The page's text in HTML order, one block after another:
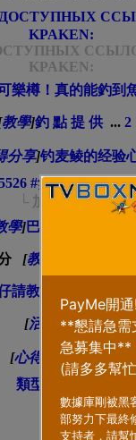
KPAKEN:
KPAKEN:
樂樽！真的能釣到
教學]釣 點 提 供 ... 2
分享]钓麦鲮的经验
#無套茶莊台北
└ 加籟997874
學]巴郎的切法及釣
[教學
請教各位師兄，如
[活動 ]釣鯊魚
[心得分享]釣鯉鰻
類型